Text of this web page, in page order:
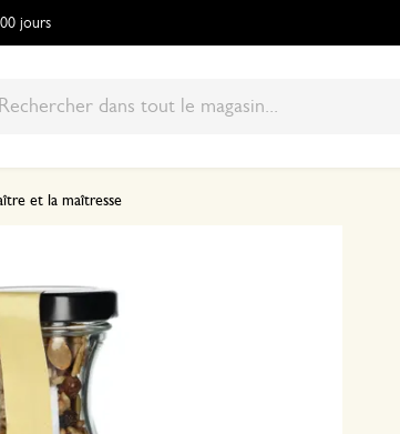
jours
et la maîtresse